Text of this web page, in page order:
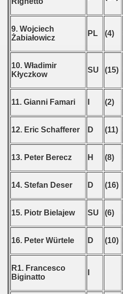
9. Wojciech
Żabiałowicz
PL (4)
10. Władimir
Kłyczkow
SU (15)
11. Gianni Famari (2)
12. Eric Schafferer D (11)
13. Peter Berecz H (8)
14. Stefan Deser D (16)
15. Piotr Bielajew SU (6)
16. Peter Würtele D (10)
R1. Francesco
Biginatto